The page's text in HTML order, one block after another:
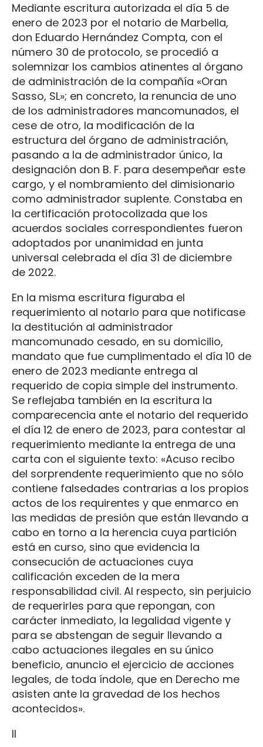
Mediante escritura autorizada el día 5 de
enero de 2023 por el notario de Marbella,
don Eduardo Hernández Compta, con el
número 30 de protocolo, se procedió a
solemnizar los cambios atinentes al órgano
de administración de la compañía «Oran
Sasso, SL»; en concreto, la renuncia de uno
de los administradores mancomunados, el
cese de otro, la modificación de la
estructura del órgano de administración,
pasando a la de administrador único, la
designación don B. F. para desempeñar este
cargo, y el nombramiento del dimisionario
como administrador suplente. Constaba en
la certificación protocolizada que los
acuerdos sociales correspondientes fueron
adoptados por unanimidad en junta
universal celebrada el día 31 de diciembre
de 2022.
En la misma escritura figuraba el
requerimiento al notario para que notificase
la destitución al administrador
mancomunado cesado, en su domicilio,
mandato que fue cumplimentado el día 10 de
enero de 2023 mediante entrega al
requerido de copia simple del instrumento.
Se reflejaba también en la escritura la
comparecencia ante el notario del requerido
el día 12 de enero de 2023, para contestar al
requerimiento mediante la entrega de una
carta con el siguiente texto: «Acuso recibo
del sorprendente requerimiento que no sólo
contiene falsedades contrarias a los propios
actos de los requirentes y que enmarco en
las medidas de presión que están llevando a
cabo en torno a la herencia cuya partición
está en curso, sino que evidencia la
consecución de actuaciones cuya
calificación exceden de la mera
responsabilidad civil. Al respecto, sin perjuicio
de requerirles para que repongan, con
carácter inmediato, la legalidad vigente y
para se abstengan de seguir llevando a
cabo actuaciones ilegales en su único
beneficio, anuncio el ejercicio de acciones
legales, de toda índole, que en Derecho me
asisten ante la gravedad de los hechos
acontecidos».
II